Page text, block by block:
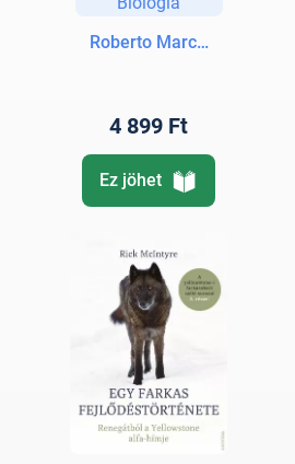
Roberto Marchesini
4 899 Ft
Ez jöhet